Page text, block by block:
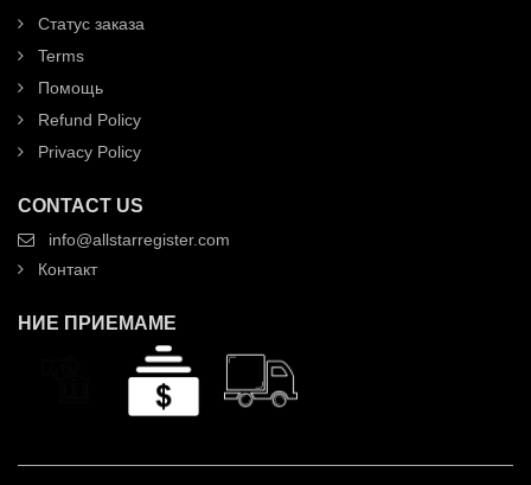
Статус заказа
Terms
Помощь
Refund Policy
Privacy Policy
CONTACT US
info@allstarregister.com
Контакт
НИЕ ПРИЕМАМЕ